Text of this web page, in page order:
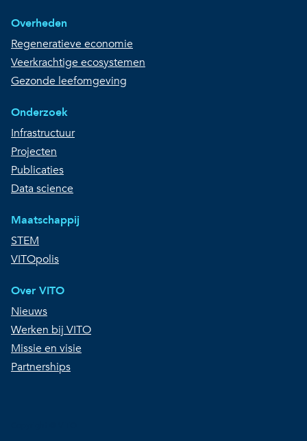
Overheden
Regeneratieve economie
Veerkrachtige ecosystemen
Gezonde leefomgeving
Onderzoek
Infrastructuur
Projecten
Publicaties
Data science
Maatschappij
STEM
VITOpolis
Over VITO
Nieuws
Werken bij VITO
Missie en visie
Partnerships